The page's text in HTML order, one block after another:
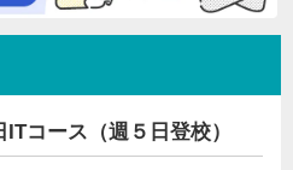
コース（週５日登校）